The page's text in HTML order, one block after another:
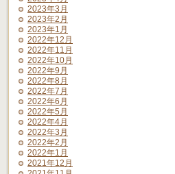
2023年3月
2023年2月
2023年1月
2022年12月
2022年11月
2022年10月
2022年9月
2022年8月
2022年7月
2022年6月
2022年5月
2022年4月
2022年3月
2022年2月
2022年1月
2021年12月